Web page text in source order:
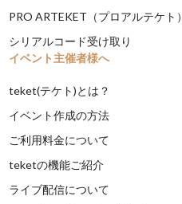
PRO ARTEKET（プロアルテケト）
シリアルコード受け取り
イベント主催者様へ
teket(テケト)とは？
イベント作成の方法
ご利用料金について
teketの機能ご紹介
ライブ配信について